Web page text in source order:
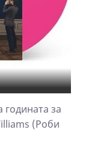
годината за
(Роби